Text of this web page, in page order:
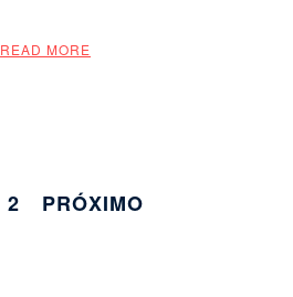
READ MORE
2 PRÓXIMO